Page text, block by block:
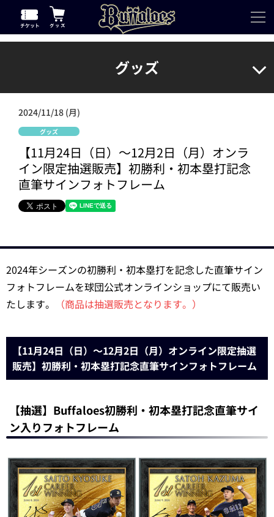
グッズ
2024/11/18 (月)
グッズ
【11月24日（日）～12月2日（月）オンラ
イン限定抽選販売】初勝利・初本塁打記念
直筆サインフォトフレーム
2024年シーズンの初勝利・初本塁打を記念した直筆サイン
フォトフレームを球団公式オンラインショップにて販売い
たします。
（商品は抽選販売となります。）
【11月24日（日）～12月2日（月）オンライン限定抽選
販売】初勝利・初本塁打記念直筆サインフォトフレーム
【抽選】Buffaloes初勝利・初本塁打記念直筆サイ
ン入りフォトフレーム